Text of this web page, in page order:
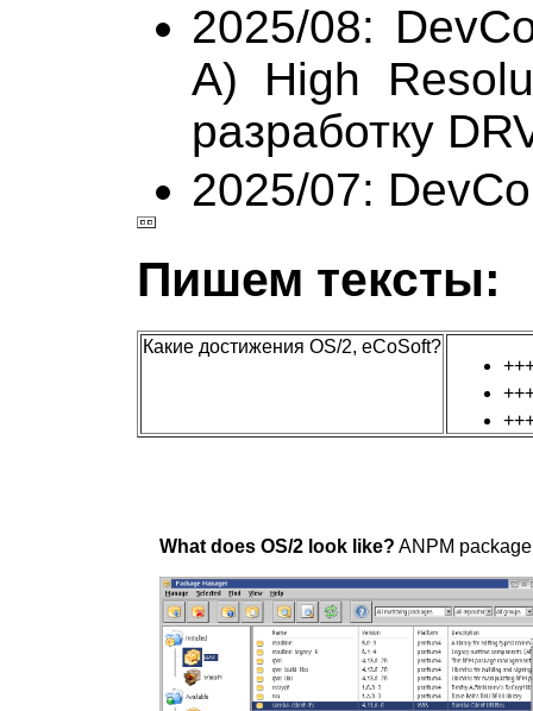
2025/08:
A) High
разработку
2025/07:
Пишем тексты:
Какие достижения OS/2, eCoSoft?
What does OS/2 look like? ANPM